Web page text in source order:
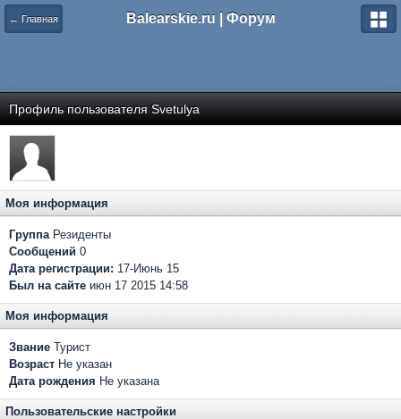
← Главная Balearskie.ru | Форум
Профиль пользователя Svetulya
Моя информация
ГруппаРезиденты
Сообщений 0
Дата регистрации: 17-Июнь 15
Был на сайте июн 17 2015 14:58
Моя информация
Звание Турист
Возраст Не указан
Дата рождения Не указана
Пользовательские настройки